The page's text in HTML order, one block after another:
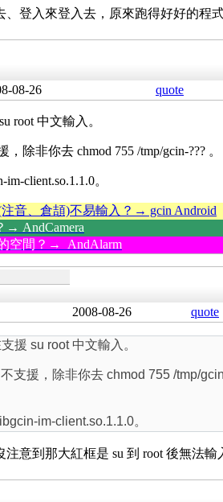
、登入來登入去，原來跑得好好的程
08-26 quote
root 中文輸入。
除非你去 chmod 755 /tmp/gcin-??? 。
client.so.1.1.0。
音、倉頡)不易輸入？→ gcin Android
→ AndCamera
空間？→ AndAlarm
2008-08-26 quote
援 su root 中文輸入。
支援，除非你去 chmod 755 /tmp/
im-client.so.1.1.0。
意到那大紅框是 su 到 root 後無法輸